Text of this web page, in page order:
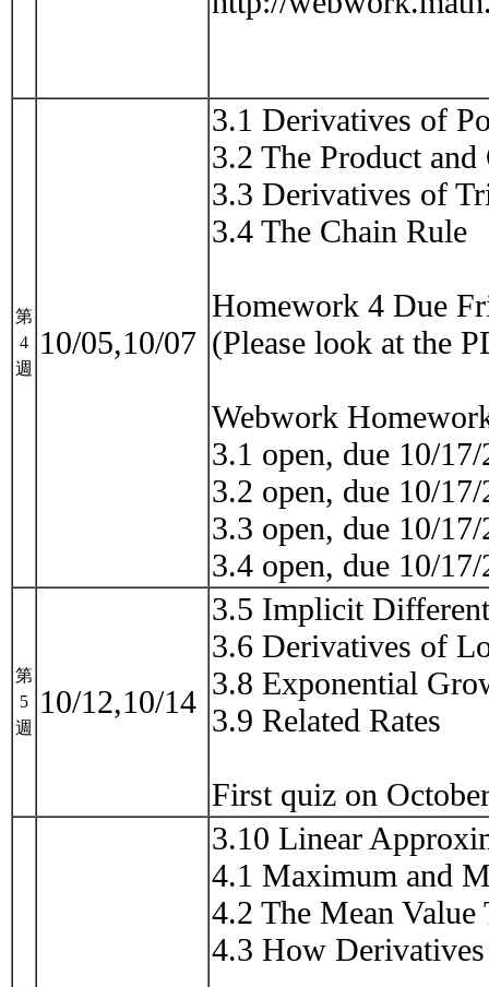
第
4
週
10/05,10/07
3.1 Derivatives of
3.2 The Product
3.3 Derivatives of
3.4 The Chain Rule
Homework 4 Due
(Please look at the
Webwork
3.1 open, due 10/
3.2 open, due 10/
3.3 open, due 10/
3.4 open, due 10/
第
5
週
10/12,10/14
3.5 Implicit
3.6 Derivatives of
3.8 Exponential
3.9 Related Rates
First quiz on
3.10 Linear
4.1 Maximum and
4.2 The Mean Value
4.3 How